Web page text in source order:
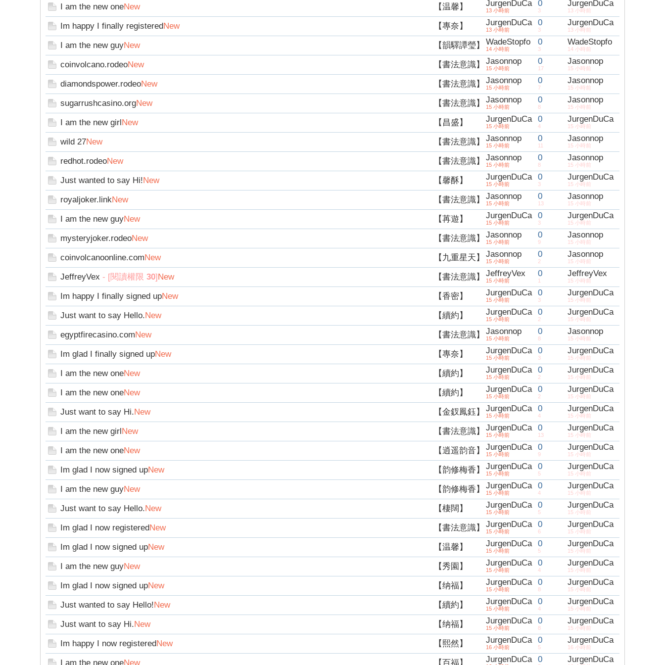
】
字
畫
譚
I am the new oneNew 【温馨】 JurgenDuCa
13 小時前
0
3
JurgenDuCa
13 小時前
Im happy I finally registeredNew 【專奈】 JurgenDuCa
13 小時前
0
3
JurgenDuCa
13 小時前
I am the new guyNew 【韻驛譚瑩】 WadeStopfo
14 小時前
0
3
WadeStopfo
14 小時前
coinvolcano.rodeoNew 【書法意識】 Jasonnop
15 小時前
0
17
Jasonnop
15 小時前
diamondspower.rodeoNew 【書法意識】 Jasonnop
15 小時前
0
7
Jasonnop
15 小時前
sugarrushcasino.orgNew 【書法意識】 Jasonnop
15 小時前
0
8
Jasonnop
15 小時前
I am the new girlNew 【昌盛】 JurgenDuCa
15 小時前
0
4
JurgenDuCa
15 小時前
wild 27New 【書法意識】 Jasonnop
15 小時前
0
11
Jasonnop
15 小時前
redhot.rodeoNew 【書法意識】 Jasonnop
15 小時前
0
8
Jasonnop
15 小時前
Just wanted to say Hi!New 【馨酥】 JurgenDuCa
15 小時前
0
3
JurgenDuCa
15 小時前
royaljoker.linkNew 【書法意識】 Jasonnop
15 小時前
0
13
Jasonnop
15 小時前
I am the new guyNew 【苒遊】 JurgenDuCa
15 小時前
0
3
JurgenDuCa
15 小時前
mysteryjoker.rodeoNew 【書法意識】 Jasonnop
15 小時前
0
9
Jasonnop
15 小時前
coinvolcanoonline.comNew 【九重星天】 Jasonnop
15 小時前
0
2
Jasonnop
15 小時前
JeffreyVex - [閱讀權限 30]New 【書法意識】 JeffreyVex
15 小時前
0
1
JeffreyVex
15 小時前
Im happy I finally signed upNew 【香密】 JurgenDuCa
15 小時前
0
3
JurgenDuCa
15 小時前
Just want to say Hello.New 【續約】 JurgenDuCa
15 小時前
0
2
JurgenDuCa
15 小時前
egyptfirecasino.comNew 【書法意識】 Jasonnop
15 小時前
0
8
Jasonnop
15 小時前
Im glad I finally signed upNew 【專奈】 JurgenDuCa
15 小時前
0
3
JurgenDuCa
15 小時前
I am the new oneNew 【續約】 JurgenDuCa
15 小時前
0
2
JurgenDuCa
15 小時前
I am the new oneNew 【續約】 JurgenDuCa
15 小時前
0
2
JurgenDuCa
15 小時前
Just want to say Hi.New 【金釵鳳鈺】 JurgenDuCa
15 小時前
0
4
JurgenDuCa
15 小時前
I am the new girlNew 【書法意識】 JurgenDuCa
15 小時前
0
13
JurgenDuCa
15 小時前
I am the new oneNew 【逍遥韵音】 JurgenDuCa
15 小時前
0
9
JurgenDuCa
15 小時前
Im glad I now signed upNew 【韵修梅香】 JurgenDuCa
15 小時前
0
5
JurgenDuCa
15 小時前
I am the new guyNew 【韵修梅香】 JurgenDuCa
15 小時前
0
4
JurgenDuCa
15 小時前
Just want to say Hello.New 【棲闊】 JurgenDuCa
15 小時前
0
5
JurgenDuCa
15 小時前
Im glad I now registeredNew 【書法意識】 JurgenDuCa
15 小時前
0
6
JurgenDuCa
15 小時前
Im glad I now signed upNew 【温馨】 JurgenDuCa
15 小時前
0
5
JurgenDuCa
15 小時前
I am the new guyNew 【秀園】 JurgenDuCa
15 小時前
0
4
JurgenDuCa
15 小時前
Im glad I now signed upNew 【纳福】 JurgenDuCa
15 小時前
0
8
JurgenDuCa
15 小時前
Just wanted to say Hello!New 【續約】 JurgenDuCa
15 小時前
0
4
JurgenDuCa
15 小時前
Just want to say Hi.New 【纳福】 JurgenDuCa
15 小時前
0
8
JurgenDuCa
15 小時前
Im happy I now registeredNew 【熙然】 JurgenDuCa
16 小時前
0
5
JurgenDuCa
16 小時前
I am the new oneNew 【百福】 JurgenDuCa 0 JurgenDuCa